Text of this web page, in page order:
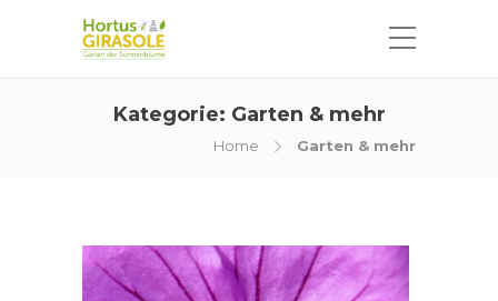
Kategorie: Garten & mehr
Home Garten & mehr